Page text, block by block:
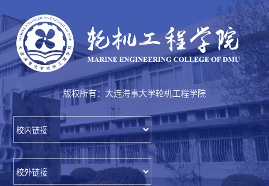
版权所有：大连海事大学轮机工程学院